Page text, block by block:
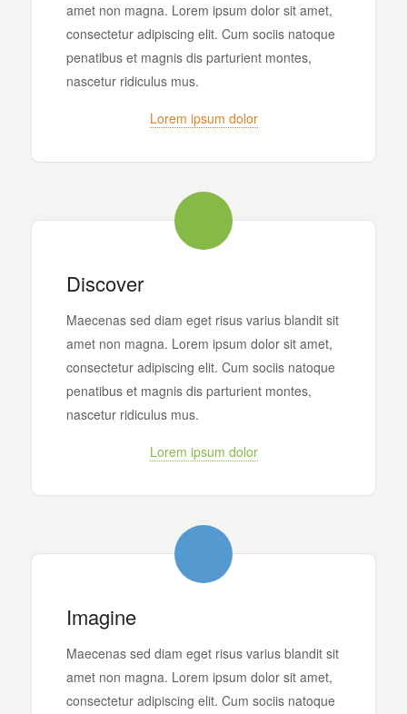
amet non magna. Lorem ipsum dolor sit amet,
consectetur adipiscing elit. Cum sociis natoque
penatibus et magnis dis parturient montes,
nascetur ridiculus mus.
Lorem ipsum dolor
Discover
Maecenas sed diam eget risus varius blandit sit
amet non magna. Lorem ipsum dolor sit amet,
consectetur adipiscing elit. Cum sociis natoque
penatibus et magnis dis parturient montes,
nascetur ridiculus mus.
Lorem ipsum dolor
Imagine
Maecenas sed diam eget risus varius blandit sit
amet non magna. Lorem ipsum dolor sit amet,
consectetur adipiscing elit. Cum sociis natoque